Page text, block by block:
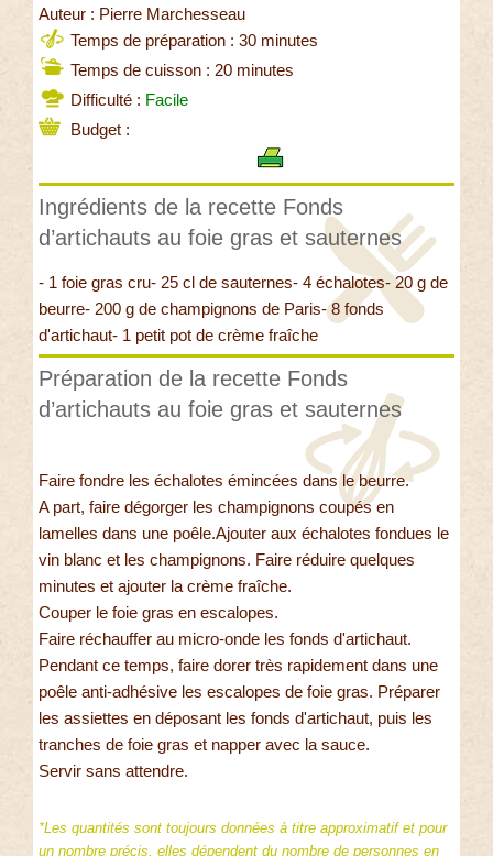
Auteur : Pierre Marchesseau
Temps de préparation : 30 minutes
Temps de cuisson : 20 minutes
Difficulté : Facile
Budget :
Ingrédients de la recette Fonds
d’artichauts au foie gras et sauternes
- 1 foie gras cru- 25 cl de sauternes- 4 échalotes- 20 g de
beurre- 200 g de champignons de Paris- 8 fonds
d'artichaut- 1 petit pot de crème fraîche
Préparation de la recette Fonds
d’artichauts au foie gras et sauternes
Faire fondre les échalotes émincées dans le beurre.
A part, faire dégorger les champignons coupés en
lamelles dans une poêle.Ajouter aux échalotes fondues le
vin blanc et les champignons. Faire réduire quelques
minutes et ajouter la crème fraîche.
Couper le foie gras en escalopes.
Faire réchauffer au micro-onde les fonds d'artichaut.
Pendant ce temps, faire dorer très rapidement dans une
poêle anti-adhésive les escalopes de foie gras. Préparer
les assiettes en déposant les fonds d'artichaut, puis les
tranches de foie gras et napper avec la sauce.
Servir sans attendre.
*Les quantités sont toujours données à titre approximatif et pour
un nombre précis, elles dépendent du nombre de personnes en